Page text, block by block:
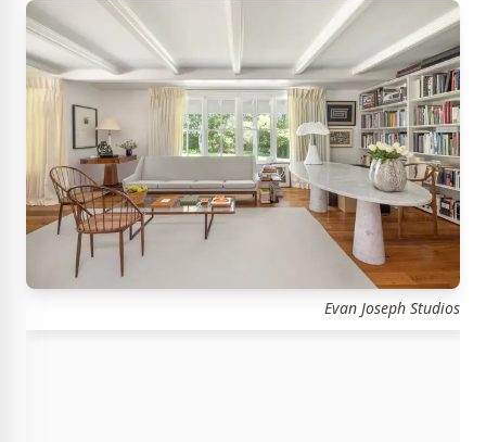
Evan Joseph Studios